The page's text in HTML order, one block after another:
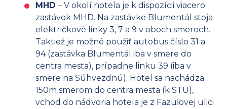
MHD – V okolí hotela je k dispozícii viacero
zastávok MHD. Na zastávke Blumentál stoja
električkové linky 3, 7 a 9 v oboch smeroch.
Taktiež je možné použiť autobus číslo 31 a
94 (zastávka Blumentál iba v smere do
centra mesta), prípadne linku 39 (iba v
smere na Súhvezdnú). Hotel sa nachádza
150m smerom do centra mesta (k STU),
vchod do nádvoria hotela je z Fazuľovej ulici